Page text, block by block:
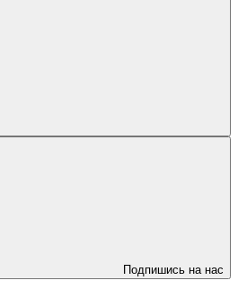
Подпишись на нас